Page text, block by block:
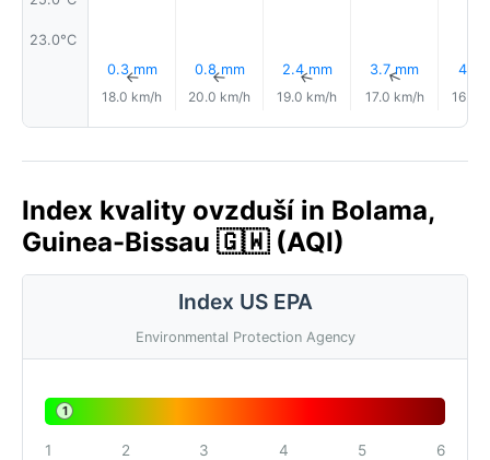
23.0°C
0.3 mm
↑
18.0 km/h
0.8 mm
↑
20.0 km/h
2.4 mm
↑
19.0 km/h
3.7 mm
↑
17.0 km/h
4.1
16.0
Index kvality ovzduší in Bolama,
Guinea-Bissau 🇬🇼 (AQI)
Index US EPA
Environmental Protection Agency
1
1 2 3 4 5 6